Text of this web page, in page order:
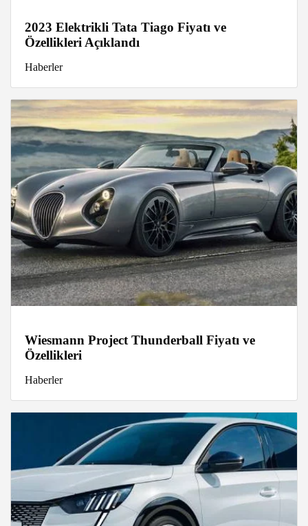
2023 Elektrikli Tata Tiago Fiyatı ve
Özellikleri Açıklandı
Haberler
Wiesmann Project Thunderball Fiyatı ve
Özellikleri
Haberler